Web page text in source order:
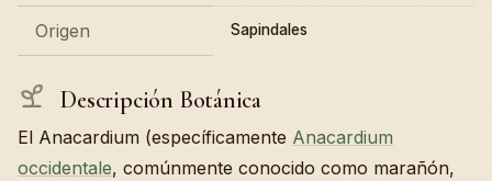
Origen Sapindales
Descripción Botánica
El Anacardium (específicamente Anacardium
occidentale, comúnmente conocido como marañón,